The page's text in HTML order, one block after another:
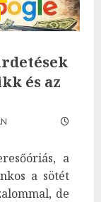
és az
a
a sötét
de